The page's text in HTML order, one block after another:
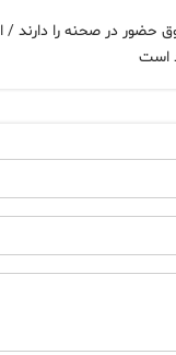
حضور در صحنه را دارند /
است